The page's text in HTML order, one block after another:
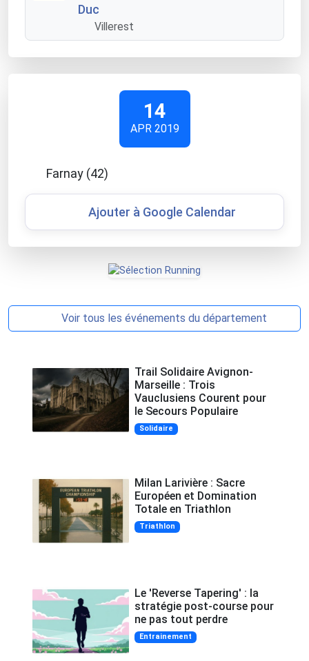
Duc
Villerest
14
APR 2019
Farnay (42)
Ajouter à Google Calendar
Voir tous les événements du département
Trail Solidaire Avignon-
Marseille : Trois
Vauclusiens Courent pour
le Secours Populaire
Solidaire
Milan Larivière : Sacre
Européen et Domination
Totale en Triathlon
Triathlon
Le 'Reverse Tapering' : la
stratégie post-course pour
ne pas tout perdre
Entrainement